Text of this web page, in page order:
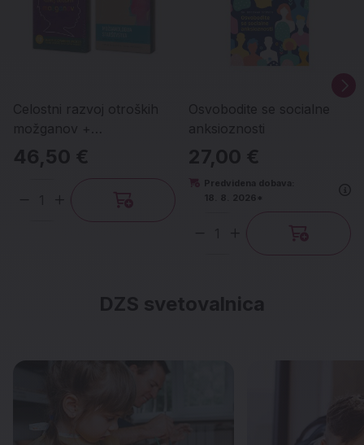
Celostni razvoj otroških
možganov +
Možganologija
starševstva, set
46,50 €
Osvobodite se socialne
anksioznosti
27,00 €
Predvidena dobava:
18. 8. 2026*
Količina
DZS svetovalnica